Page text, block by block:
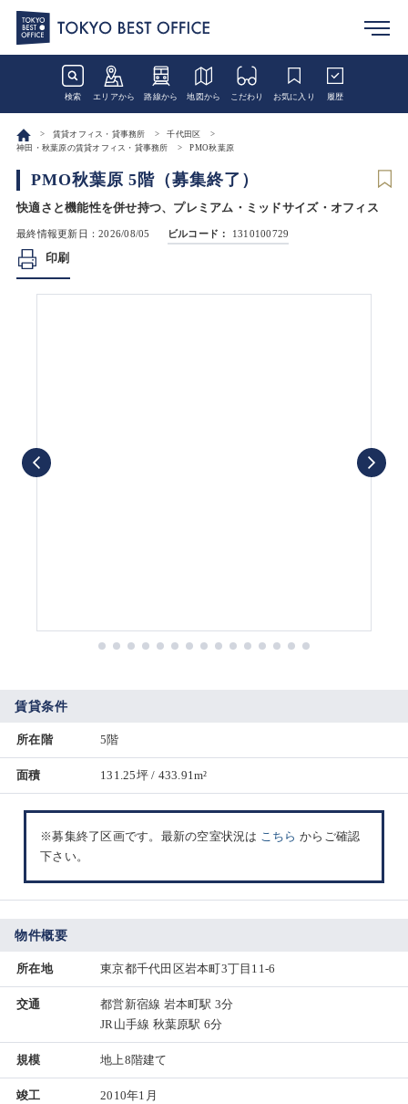
検索 エリアから 路線から 地図から こだわり お気に入り 履歴
賃貸オフィス・貸事務所
千代田区
神田・秋葉原の賃貸オフィス・貸事務所
PMO秋葉原
PMO秋葉原 5階（募集終了）
快適さと機能性を併せ持つ、プレミアム・ミッドサイズ・オフィス
最終情報更新日：2026/08/05 ビルコード： 1310100729
印刷
賃貸条件
所在階 5階
面積 131.25坪 / 433.91m²
※募集終了区画です。最新の空室状況は こちら からご確認
下さい。
物件概要
所在地 東京都千代田区岩本町3丁目11-6
交通
都営新宿線 岩本町駅 3分
JR山手線 秋葉原駅 6分
規模 地上8階建て
竣工 2010年1月